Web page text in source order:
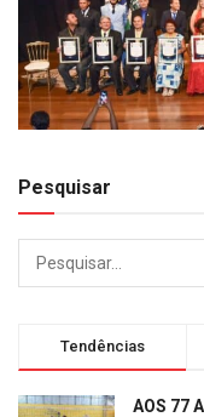
Pesquisar
Tendências
AOS 77